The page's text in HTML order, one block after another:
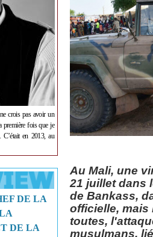
crois pas avoir un
première fois que je
C’était en 2013, au
DE LA
DE LA
Au Mali, une
21 juillet dans
de Bankass,
officielle, mais
toutes,
musulmans,